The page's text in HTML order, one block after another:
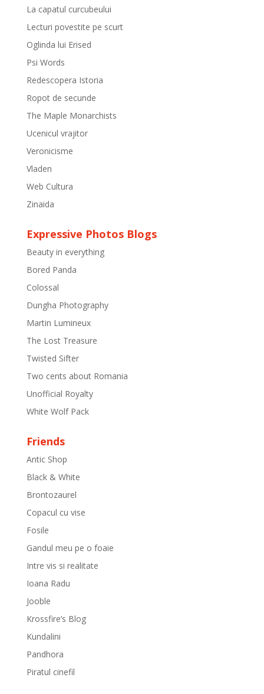
La capatul curcubeului
Lecturi povestite pe scurt
Oglinda lui Erised
Psi Words
Redescopera Istoria
Ropot de secunde
The Maple Monarchists
Ucenicul vrajitor
Veronicisme
Vladen
Web Cultura
Zinaida
Expressive Photos Blogs
Beauty in everything
Bored Panda
Colossal
Dungha Photography
Martin Lumineux
The Lost Treasure
Twisted Sifter
Two cents about Romania
Unofficial Royalty
White Wolf Pack
Friends
Antic Shop
Black & White
Brontozaurel
Copacul cu vise
Fosile
Gandul meu pe o foaie
Intre vis si realitate
Ioana Radu
Jooble
Krossfire’s Blog
Kundalini
Pandhora
Piratul cinefil